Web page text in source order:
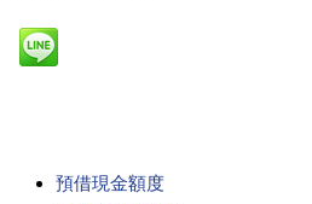
預借現金額度